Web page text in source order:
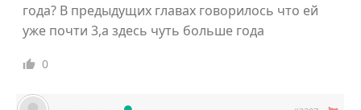
года? В предыдущих главах говорилось что ей
уже почти 3,а здесь чуть больше года
0